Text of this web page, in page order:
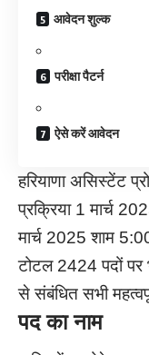
आवेदन शुल्क
परीक्षा पैटर्न
ऐसे करें आवेदन
हरियाणा असिस्टेंट
प्रक्रिया 1 मार्च
मार्च 2025 शाम
टोटल 2424 पदों पर
से संबंधित सभी
पद का नाम